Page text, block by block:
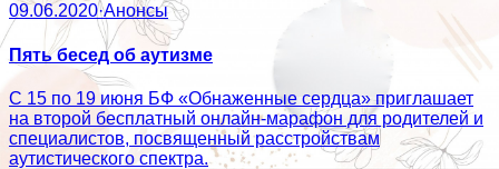
09.06.2020·Анонсы
Пять бесед об аутизме
С 15 по 19 июня БФ «Обнаженные сердца» приглашает
на второй бесплатный онлайн-марафон для родителей и
специалистов, посвященный расстройствам
аутистического спектра.